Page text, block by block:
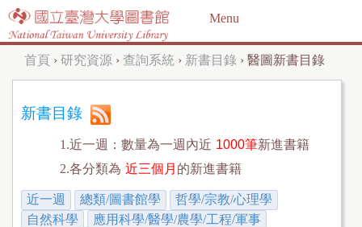
Jump to navigation
Menu
您
在
首頁 › 研究資源 › 查詢系統 › 新書目錄 › 醫圖新書目錄
新書目錄
1.近一週：數量為一週內近 1000筆新進書籍
2.各分類為 近三個月 的新進書籍
近一週 總類/圖書館學
哲學/宗教/心理學
自然科學
應用科學/醫學/農學/工程/軍事